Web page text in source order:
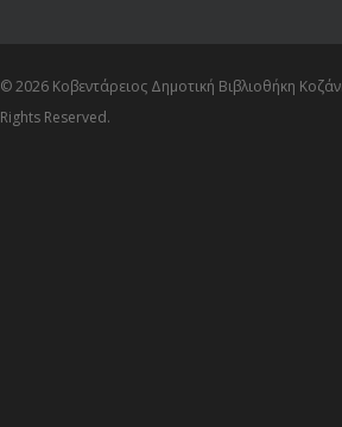
© 2026 Κοβεντάρειος Δημοτική Βιβλιοθήκη
Rights Reserved.